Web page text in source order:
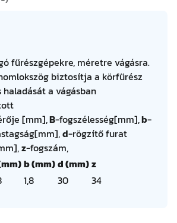
fűrészgépekre, méretre vágásra.
biztosítja a körfűrész
a vágásban
[mm],B-fogszélesség[mm],b-
d-rögzítő furat
z-fogszám,
b (mm)d (mm)z
1,8 30 34